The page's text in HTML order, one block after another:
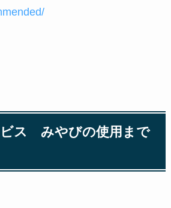
ビス みやびの使用まで